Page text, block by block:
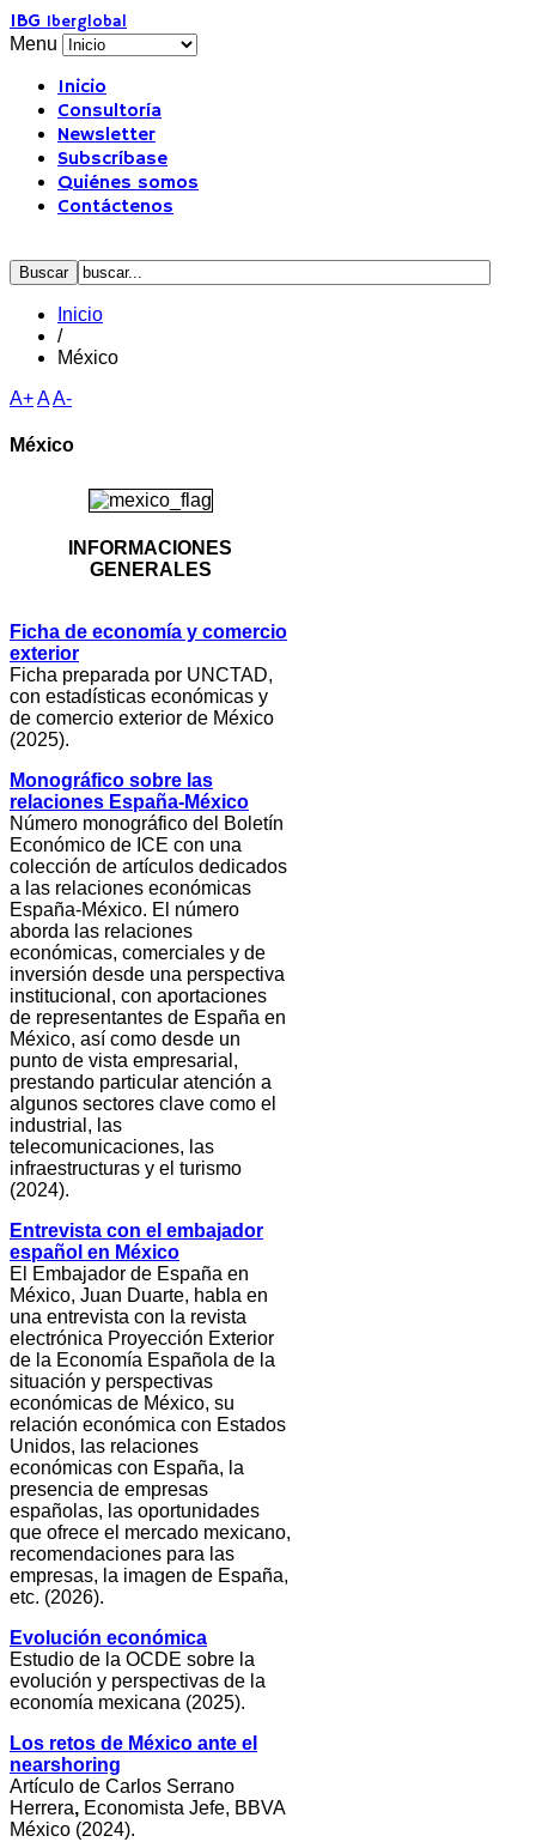
IBG Iberglobal
Menu
Inicio
Consultoría
Newsletter
Subscríbase
Quiénes somos
Contáctenos
Inicio
/
México
A+AA-
México
INFORMACIONES
GENERALES
Ficha de economía y comercio
exterior
Ficha preparada por UNCTAD,
con estadísticas económicas y
de comercio exterior de México
(2025).
Monográfico sobre las
relaciones España-México
Número monográfico del Boletín
Económico de ICE con una
colección de artículos dedicados
a las relaciones económicas
España-México. El número
aborda las relaciones
económicas, comerciales y de
inversión desde una perspectiva
institucional, con aportaciones
de representantes de España en
México, así como desde un
punto de vista empresarial,
prestando particular atención a
algunos sectores clave como el
industrial, las
telecomunicaciones, las
infraestructuras y el turismo
(2024).
Entrevista con el embajador
español en México
El Embajador de España en
México, Juan Duarte, habla en
una entrevista con la revista
electrónica Proyección Exterior
de la Economía Española de la
situación y perspectivas
económicas de México, su
relación económica con Estados
Unidos, las relaciones
económicas con España, la
presencia de empresas
españolas, las oportunidades
que ofrece el mercado mexicano,
recomendaciones para las
empresas, la imagen de España,
etc. (2026).
Evolución económica
Estudio de la OCDE sobre la
evolución y perspectivas de la
economía mexicana (2025).
Los retos de México ante el
nearshoring
Artículo de Carlos Serrano
Herrera, Economista Jefe, BBVA
México (2024).